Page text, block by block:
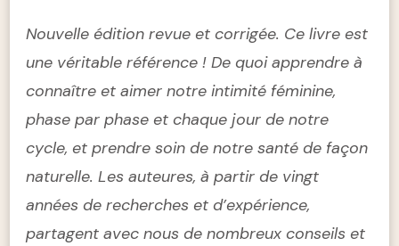
Nouvelle édition revue et corrigée. Ce livre est
une véritable référence ! De quoi apprendre à
connaître et aimer notre intimité féminine,
phase par phase et chaque jour de notre
cycle, et prendre soin de notre santé de façon
naturelle. Les auteures, à partir de vingt
années de recherches et d’expérience,
partagent avec nous de nombreux conseils et